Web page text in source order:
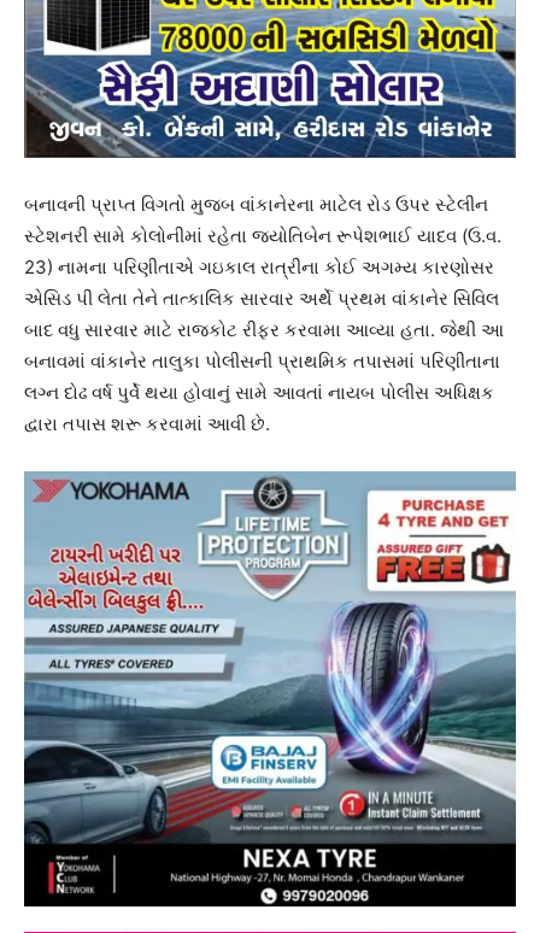
બનાવની પ્રાપ્ત વિગતો મુજબ વાંકાનેરના માટેલ રોડ ઉપર સ્ટેલીન
સ્ટેશનરી સામે કોલોનીમાં રહેતા જ્યોતિબેન રૂપેશભાઈ યાદવ (ઉ.વ.
23) નામના પરિણીતાએ ગઇકાલ રાત્રીના કોઈ અગમ્ય કારણોસર
એસિડ પી લેતા તેને તાત્કાલિક સારવાર અર્થે પ્રથમ વાંકાનેર સિવિલ
બાદ વધુ સારવાર માટે રાજકોટ રીફર કરવામા આવ્યા હતા. જેથી આ
બનાવમાં વાંકાનેર તાલુકા પોલીસની પ્રાથમિક તપાસમાં પરિણીતાના
લગ્ન દોઢ વર્ષ પુર્વે થયા હોવાનું સામે આવતાં નાયબ પોલીસ અધિક્ષક
દ્વારા તપાસ શરૂ કરવામાં આવી છે.